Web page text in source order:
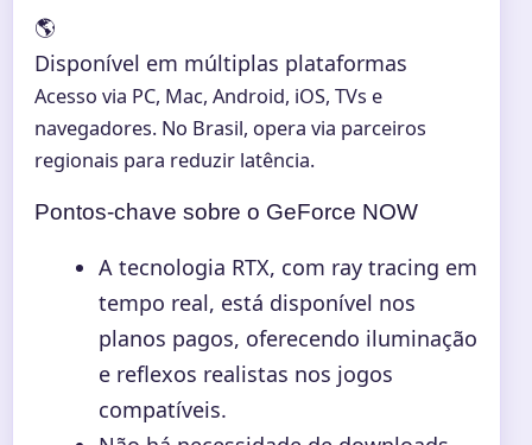
🌎
Disponível em múltiplas plataformas
Acesso via PC, Mac, Android, iOS, TVs e
navegadores. No Brasil, opera via parceiros
regionais para reduzir latência.
Pontos-chave sobre o GeForce NOW
A tecnologia RTX, com ray tracing em
tempo real, está disponível nos
planos pagos, oferecendo iluminação
e reflexos realistas nos jogos
compatíveis.